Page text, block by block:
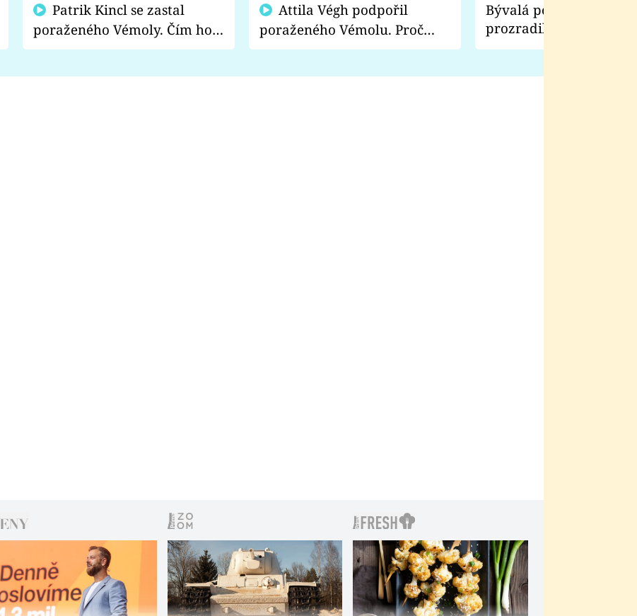
poraženého Vémoly. Čím ho
fanoušci naštvali?
poraženého Vémolu. Proč
chce raději zápasit s ním než
Bývalá pornoherečka
prozradila, co ji
natáčení Euforie.